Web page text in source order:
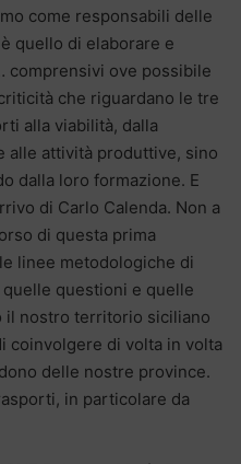
come responsabili delle
quello di elaborare e
ove possibile
che riguardano le tre
alla viabilità, dalla
alle attività produttive, sino
dalla loro formazione. E
di Carlo Calenda. Non a
di questa prima
linee metodologiche di
questioni e quelle
il nostro territorio siciliano
coinvolgere di volta in volta
delle nostre province.
in particolare da